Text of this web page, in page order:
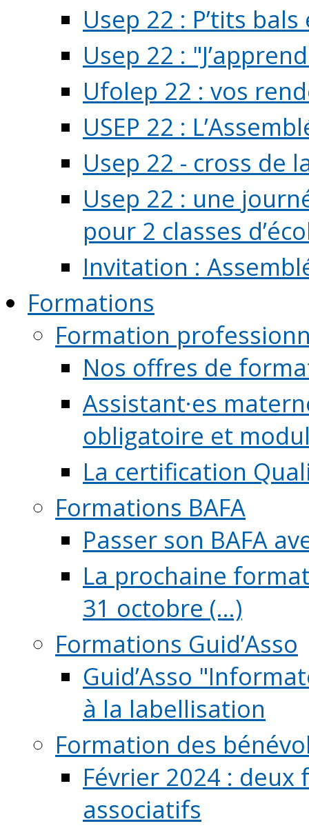
Usep 22 : P’tits
Usep 22 :
Ufolep 22 : vos
USEP 22 :
Usep 22 - cross de
Usep 22 : une
pour 2 classes
Invitation :
Formations
Formation
Nos offres de
Assistant·es
obligatoire et
La certification
Formations BAFA
Passer son BAFA
La prochaine
31 octobre (...)
Formations Guid’Asso
Guid’Asso
à la labellisation
Formation des
Février 2024 :
associatifs